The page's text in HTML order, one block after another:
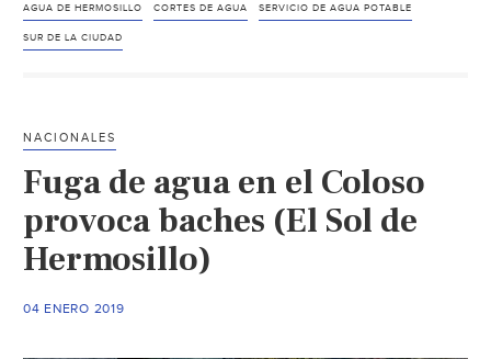
servicio
de
Sur
de
ciudad
(El
de
AGUA DE HERMOSILLO CORTES DE AGUA SERVICIO DE AGUA POTABLE
SUR DE LA CIUDAD
NACIONALES
Fuga de agua en el Coloso
provoca baches (El Sol de
Hermosillo)
04 ENERO 2019